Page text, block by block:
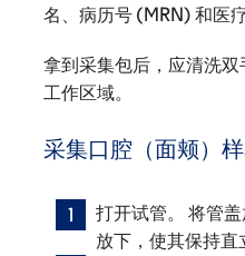
名、病历号 (MRN) 和医
拿到采集包后，应清洗
工作区域。
采集口腔（面颊）
打开试管。 将管
放下，使其保持直